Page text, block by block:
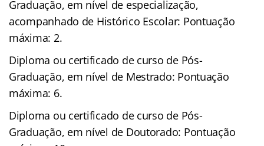
Graduação, em nível de especialização,
acompanhado de Histórico Escolar: Pontuação
máxima: 2.
Diploma ou certificado de curso de Pós-
Graduação, em nível de Mestrado: Pontuação
máxima: 6.
Diploma ou certificado de curso de Pós-
Graduação, em nível de Doutorado: Pontuação